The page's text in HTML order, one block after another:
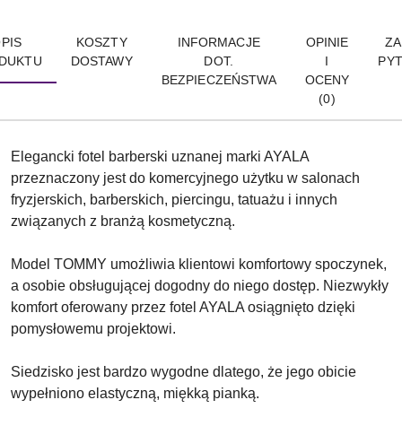
KOSZTY
DOSTAWY
INFORMACJE
DOT.
BEZPIECZEŃSTWA
OPINIE
I
OCENY
(0)
Elegancki fotel barberski uznanej marki AYALA
przeznaczony jest do komercyjnego użytku w salonach
fryzjerskich, barberskich, piercingu, tatuażu i innych
związanych z branżą kosmetyczną.
Model TOMMY umożliwia klientowi komfortowy spoczynek,
a osobie obsługującej dogodny do niego dostęp. Niezwykły
komfort oferowany przez fotel AYALA osiągnięto dzięki
pomysłowemu projektowi.
Siedzisko jest bardzo wygodne dlatego, że jego obicie
wypełniono elastyczną, miękką pianką.